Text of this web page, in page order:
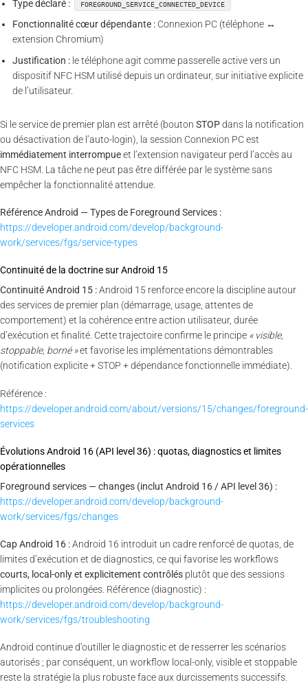
Type déclaré :
FOREGROUND_SERVICE_CONNECTED_DEVICE
Fonctionnalité cœur dépendante : Connexion PC (téléphone ↔
extension Chromium)
Justification : le téléphone agit comme passerelle active vers un
dispositif NFC HSM utilisé depuis un ordinateur, sur initiative explicite
de l’utilisateur.
Si le service de premier plan est arrêté (bouton STOPdans la notification
ou désactivation de l’auto-login), la session Connexion PC est
immédiatement interrompueet l’extension navigateur perd l’accès au
NFC HSM. La tâche ne peut pas être différée par le système sans
empêcher la fonctionnalité attendue.
Référence Android — Types de Foreground Services :
https://developer.android.com/develop/background-
work/services/fgs/service-types
Continuité de la doctrine sur Android 15
Continuité Android 15 :Android 15 renforce encore la discipline autour
des services de premier plan (démarrage, usage, attentes de
comportement) et la cohérence entre action utilisateur, durée
d’exécution et finalité. Cette trajectoire confirme le principe « visible,
stoppable, borné »et favorise les implémentations démontrables
(notification explicite + STOP + dépendance fonctionnelle immédiate).
Référence :
https://developer.android.com/about/versions/15/changes/foreground-
services
Évolutions Android 16 (API level 36) : quotas, diagnostics et limites
opérationnelles
Foreground services — changes (inclut Android 16 / API level 36) :
https://developer.android.com/develop/background-
work/services/fgs/changes
Cap Android 16 :Android 16 introduit un cadre renforcé de quotas, de
limites d’exécution et de diagnostics, ce qui favorise les workflows
courts, local-only et explicitement contrôlés plutôt que des sessions
implicites ou prolongées. Référence (diagnostic) :
https://developer.android.com/develop/background-
work/services/fgs/troubleshooting
Android continue d’outiller le diagnostic et de resserrer les scénarios
autorisés ; par conséquent, un workflow local-only, visible et stoppable
reste la stratégie la plus robuste face aux durcissements successifs.